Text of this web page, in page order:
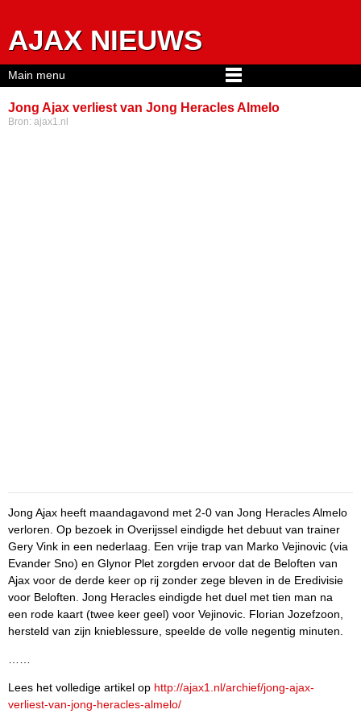
AJAX NIEUWS
Jong Ajax verliest van Jong Heracles Almelo
Bron: ajax1.nl
Jong Ajax heeft maandagavond met 2-0 van Jong Heracles Almelo
verloren. Op bezoek in Overijssel eindigde het debuut van trainer
Gery Vink in een nederlaag. Een vrije trap van Marko Vejinovic (via
Evander Sno) en Glynor Plet zorgden ervoor dat de Beloften van
Ajax voor de derde keer op rij zonder zege bleven in de Eredivisie
voor Beloften. Jong Heracles eindigde het duel met tien man na
een rode kaart (twee keer geel) voor Vejinovic. Florian Jozefzoon,
hersteld van zijn knieblessure, speelde de volle negentig minuten.
Lees het volledige artikel op http://ajax1.nl/archief/jong-ajax-
verliest-van-jong-heracles-almelo/
Main menu